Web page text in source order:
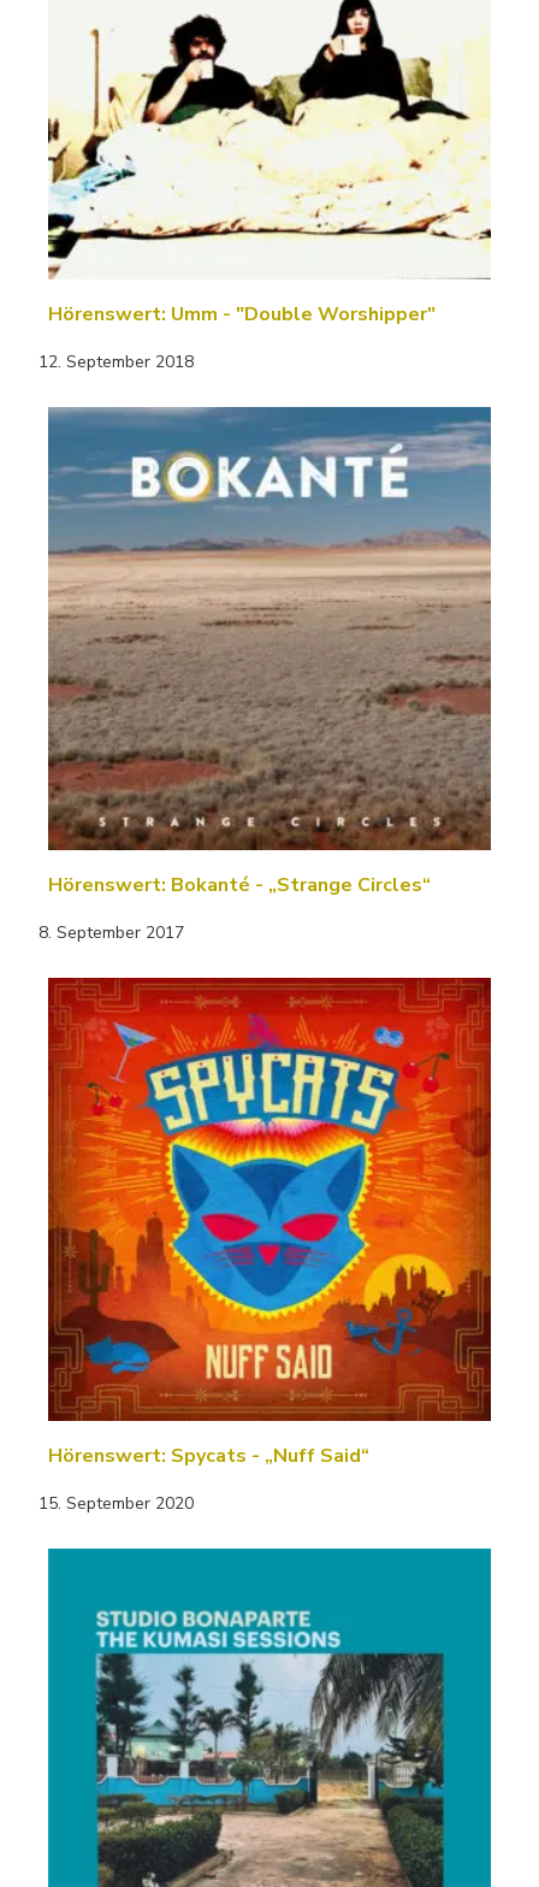
Hörenswert: Umm - "Double Worshipper"
12. September 2018
Hörenswert: Bokanté - „Strange Circles“
8. September 2017
Hörenswert: Spycats - „Nuff Said“
15. September 2020